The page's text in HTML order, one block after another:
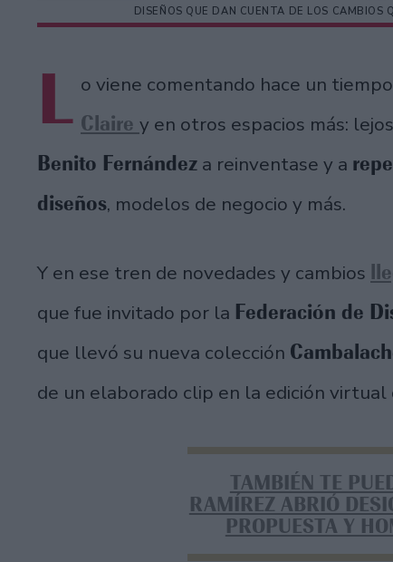
DISEÑOS QUE DAN CUENTA DE LOS CAMBIOS
L o viene comentando hace un
Claire y en otros espacios más:
Benito Fernández a reinventase y a
diseños, modelos de negocio y más.
Y en ese tren de novedades y cambios
que fue invitado por la Federación de
que llevó su nueva colección
de un elaborado clip en la edición virtual
TAMBIÉN TE
RAMÍREZ ABRIÓ
PROPUESTA Y